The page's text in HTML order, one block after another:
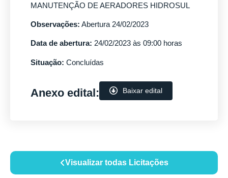
Visualizar todas Licitações
MANUTENÇÃO DE AERADORES HIDROSUL
Observações: Abertura 24/02/2023
Data de abertura: 24/02/2023 às 09:00 horas
Situação: Concluídas
Anexo edital: Baixar edital